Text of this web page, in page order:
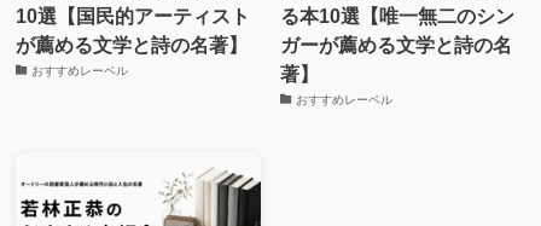
10選【国民的アーティスト
が薦める文学と詩の名著】
おすすめレーベル
る本10選【唯一無二のシン
ガーが薦める文学と詩の名
著】
おすすめレーベル